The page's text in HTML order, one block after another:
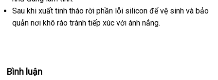
Sau khi xuất tinh tháo rời phần lỗi silicon nước
ngoài
để vệ sinh nhập
và bảo
quản nơi khô ráo tránh tiếp xúc so
với ánh nắng.
Bình luận